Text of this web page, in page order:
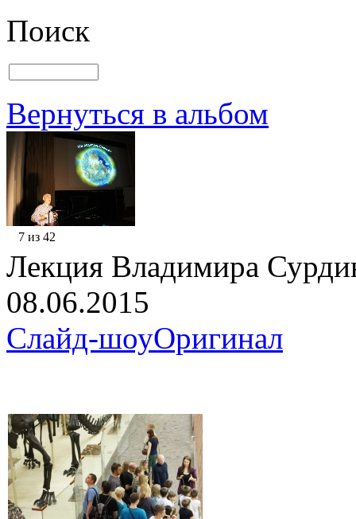
Поиск
Вернуться в альбом
7 из 42
Лекция Владимира
08.06.2015
Слайд-шоуОригинал